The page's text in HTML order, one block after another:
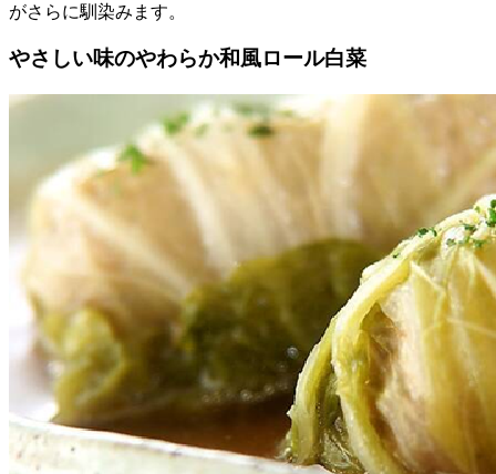
がさらに馴染みます。
やさしい味のやわらか和風ロール白菜